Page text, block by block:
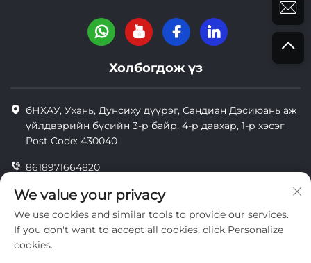
Холбогдож үз
бНХАУ, Ухань, Дунсиху дүүрэг, Сандиан Дэсиюань аж
үйлдвэрийн бүсийн 3-р байр, 4-р давхар, 1-р хэсэг
Post Code: 430040
8618971664820
8618971664820
[email protected]
We value your privacy
We use cookies and similar tools to provide our services.
If you don't want to accept all cookies, click Personalize
cookies.